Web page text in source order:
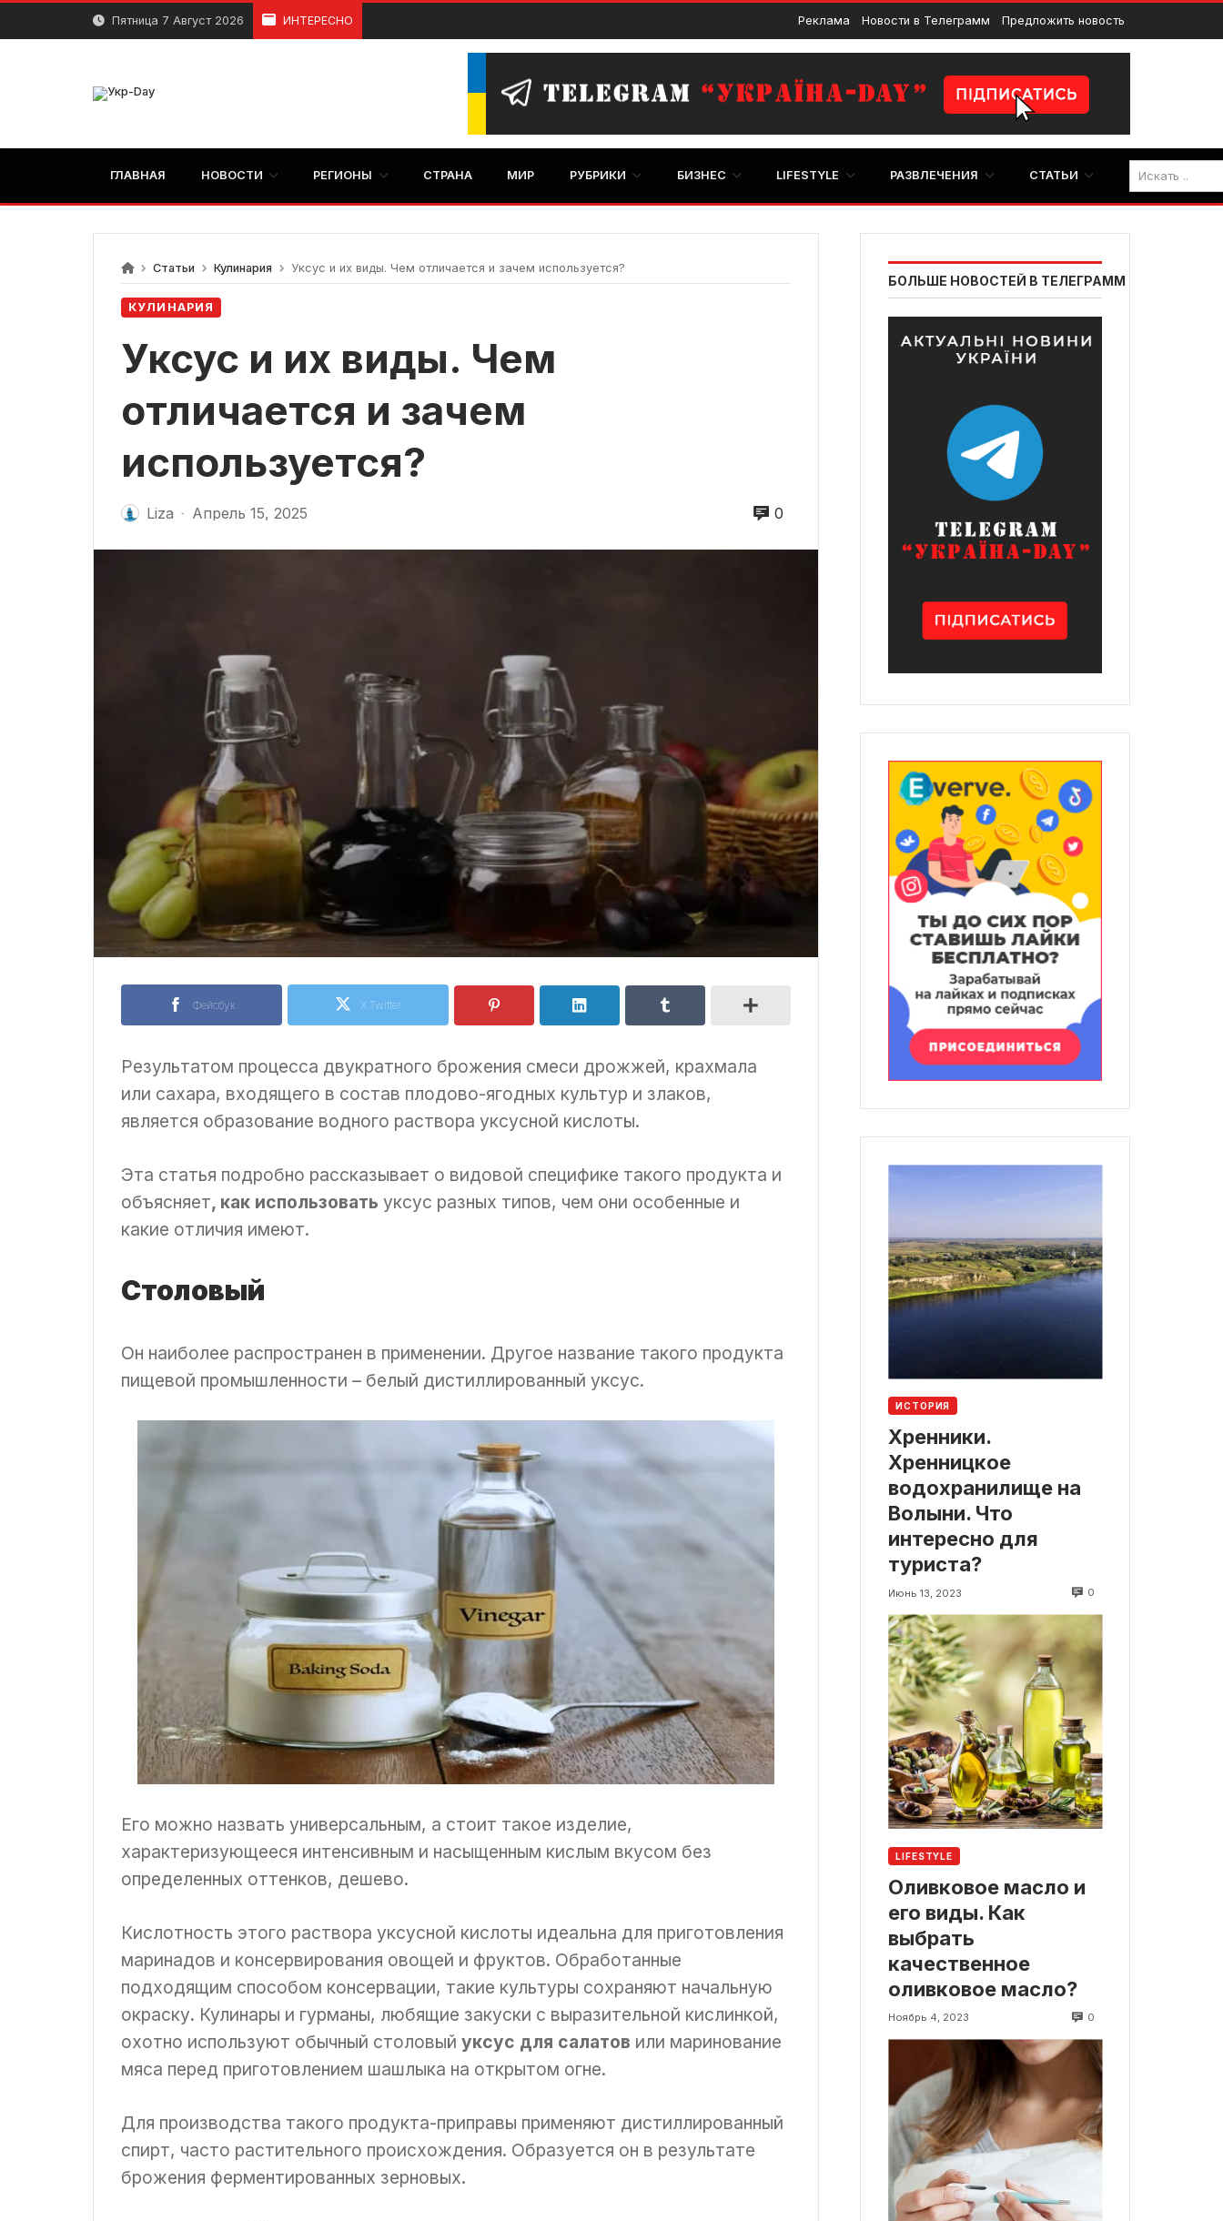
перейти
содержанию
Пятница 7 Август 2026 ИНТЕРЕСНО Реклама Новости в Телеграмм Предложить новость
ГЛАВНАЯ НОВОСТИ РЕГИОНЫ СТРАНА МИР РУБРИКИ БИЗНЕС LIFESTYLE РАЗВЛЕЧЕНИЯ СТАТЬИ
Статьи Кулинария Уксус и их виды. Чем отличается и зачем используется?
КУЛИНАРИЯ
Уксус и их виды. Чем
отличается и зачем
используется?
Liza - Апрель 15, 2025 0
Фейсбук X Twitter
Результатом процесса двукратного брожения смеси дрожжей, крахмала
или сахара, входящего в состав плодово-ягодных культур и злаков,
является образование водного раствора уксусной кислоты.
Эта статья подробно рассказывает о видовой специфике такого продукта и
объясняет, как использовать уксус разных типов, чем они особенные и
какие отличия имеют.
Столовый
Он наиболее распространен в применении. Другое название такого продукта
пищевой промышленности – белый дистиллированный уксус.
Его можно назвать универсальным, а стоит такое изделие,
характеризующееся интенсивным и насыщенным кислым вкусом без
определенных оттенков, дешево.
Кислотность этого раствора уксусной кислоты идеальна для приготовления
маринадов и консервирования овощей и фруктов. Обработанные
подходящим способом консервации, такие культуры сохраняют начальную
окраску. Кулинары и гурманы, любящие закуски с выразительной кислинкой,
охотно используют обычный столовый уксус для салатов или маринование
мяса перед приготовлением шашлыка на открытом огне.
Для производства такого продукта-приправы применяют дистиллированный
спирт, часто растительного происхождения. Образуется он в результате
брожения ферментированных зерновых.
БОЛЬШЕ НОВОСТЕЙ В ТЕЛЕГРАММ
ИСТОРИЯ
Хренники.
Хренницкое
водохранилище на
Волыни. Что
интересно для
туриста?
Июнь 13, 2023 0
LIFESTYLE
Оливковое масло и
его виды. Как
выбрать
качественное
оливковое масло?
Ноябрь 4, 2023 0